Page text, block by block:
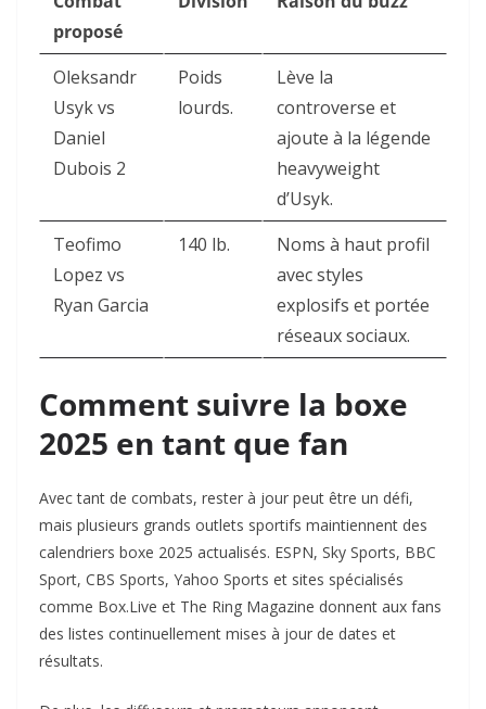
proposé
Oleksandr
Usyk vs
Daniel
Dubois 2
Poids
lourds.
Lève la
controverse et
ajoute à la légende
heavyweight
d’Usyk.
Teofimo
Lopez vs
Ryan Garcia
140 lb.
Noms à haut profil
avec styles
explosifs et portée
réseaux sociaux.
Comment suivre la boxe
2025 en tant que fan
Avec tant de combats, rester à jour peut être un défi,
mais plusieurs grands outlets sportifs maintiennent des
calendriers boxe 2025 actualisés. ESPN, Sky Sports, BBC
Sport, CBS Sports, Yahoo Sports et sites spécialisés
comme Box.Live et The Ring Magazine donnent aux fans
des listes continuellement mises à jour de dates et
résultats.